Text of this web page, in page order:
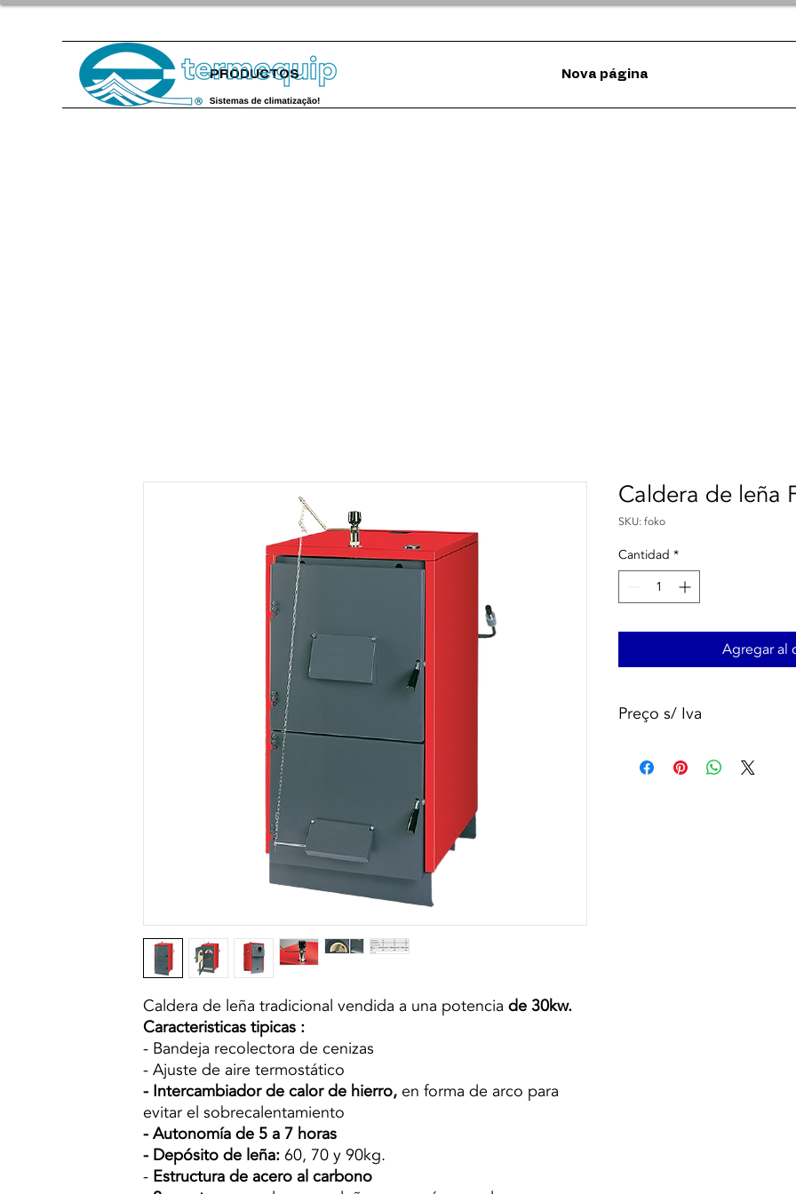
PRODUCTOS Nova página
Caldera de leña tradicional vendida a una potencia de 30kw.
Caracteristicas tipicas :
- Bandeja recolectora de cenizas
- Ajuste de aire termostático
- Intercambiador de calor de hierro, en forma de arco para
evitar el sobrecalentamiento
- Autonomía de 5 a 7 horas
- Depósito de leña: 60, 70 y 90kg.
- Estructura de acero al carbono
Caldera de leña
SKU: foko
Cantidad *
Agregar al
Preço s/ Iva